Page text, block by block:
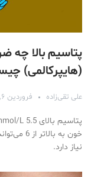
پتاسیم بالا چه
(هایپرکالمی)
علی تقی‌زاده فروردین ۶, ۱۴۰۴
خون به
نیاز دارد.